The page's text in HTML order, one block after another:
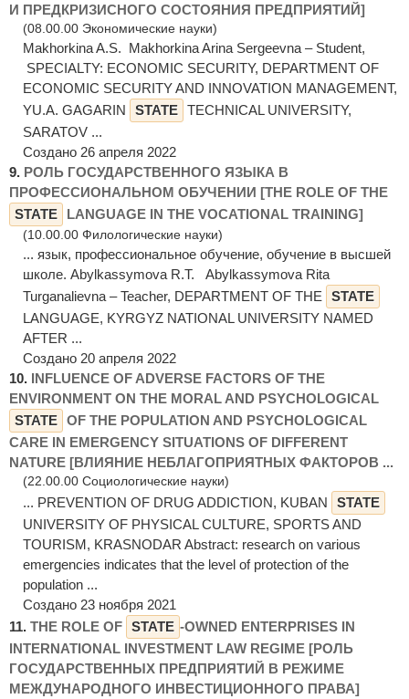
И ПРЕДКРИЗИСНОГО СОСТОЯНИЯ ПРЕДПРИЯТИЙ]
(08.00.00 Экономические науки)
Makhorkina A.S. Makhorkina Arina Sergeevna – Student,
SPECIALTY: ECONOMIC SECURITY, DEPARTMENT OF
ECONOMIC SECURITY AND INNOVATION MANAGEMENT,
YU.A. GAGARIN
STATE TECHNICAL UNIVERSITY,
SARATOV ...
Создано 26 апреля 2022
9. РОЛЬ ГОСУДАРСТВЕННОГО ЯЗЫКА В
ПРОФЕССИОНАЛЬНОМ ОБУЧЕНИИ [THE ROLE OF THE
STATE
LANGUAGE IN THE VOCATIONAL TRAINING]
(10.00.00 Филологические науки)
... язык, профессиональное обучение, обучение в высшей
школе. Abylkassymova R.T. Аbylkassymova Rita
Turganalievna – Teacher, DEPARTMENT OF THE
STATE
LANGUAGE, KYRGYZ NATIONAL UNIVERSITY NAMED
AFTER ...
Создано 20 апреля 2022
10. INFLUENCE OF ADVERSE FACTORS OF THE
ENVIRONMENT ON THE MORAL AND PSYCHOLOGICAL
STATE OF THE POPULATION AND PSYCHOLOGICAL
CARE IN EMERGENCY SITUATIONS OF DIFFERENT
NATURE [ВЛИЯНИЕ НЕБЛАГОПРИЯТНЫХ ФАКТОРОВ ...
(22.00.00 Социологические науки)
... PREVENTION OF DRUG ADDICTION, KUBAN
STATE
UNIVERSITY OF PHYSICAL CULTURE, SPORTS AND
TOURISM, KRASNODAR Abstract: research on various
emergencies indicates that the level of protection of the
population ...
Создано 23 ноября 2021
11. THE ROLE OF STATE -OWNED ENTERPRISES IN
INTERNATIONAL INVESTMENT LAW REGIME [РОЛЬ
ГОСУДАРСТВЕННЫХ ПРЕДПРИЯТИЙ В РЕЖИМЕ
МЕЖДУНАРОДНОГО ИНВЕСТИЦИОННОГО ПРАВА]